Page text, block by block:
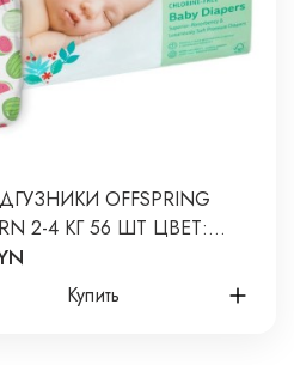
OFFSPRING
2-4 КГ 56 ШТ ЦВЕТ:
Купить